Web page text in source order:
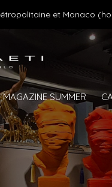
MAGAZINE SUMMER
et Monaco